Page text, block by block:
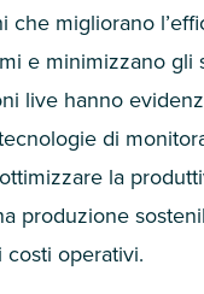
che migliorano
e minimizzano gli
live hanno
di
la
produzione
operativi.